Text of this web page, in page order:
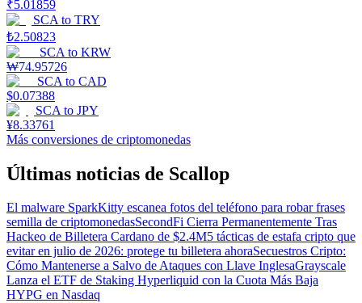
₹5.01859
SCA to TRY
₺2.50823
SCA to KRW
₩74.95726
SCA to CAD
$0.07388
SCA to JPY
¥8.33761
Más conversiones de criptomonedas
Últimas noticias de Scallop
El malware SparkKitty escanea fotos del teléfono para robar frases
semilla de criptomonedasSecondFi Cierra Permanentemente Tras
Hackeo de Billetera Cardano de $2.4M5 tácticas de estafa cripto que
evitar en julio de 2026: protege tu billetera ahoraSecuestros Cripto:
Cómo Mantenerse a Salvo de Ataques con Llave InglesaGrayscale
Lanza el ETF de Staking Hyperliquid con la Cuota Más Baja
HYPG en Nasdaq